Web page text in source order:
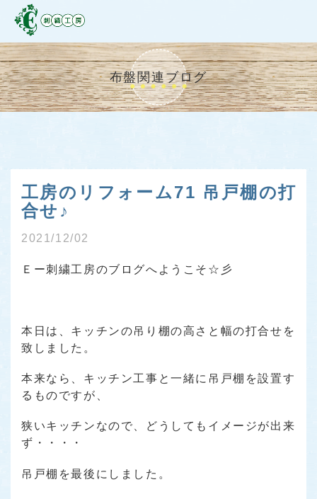
布盤関連ブログ
工房のリフォーム71 吊戸棚の打
合せ♪
2021/12/02
Ｅー刺繍工房のブログへようこそ☆彡
本日は、キッチンの吊り棚の高さと幅の打合せを
致しました。
本来なら、キッチン工事と一緒に吊戸棚を設置す
るものですが、
狭いキッチンなので、どうしてもイメージが出来
ず・・・・
吊戸棚を最後にしました。